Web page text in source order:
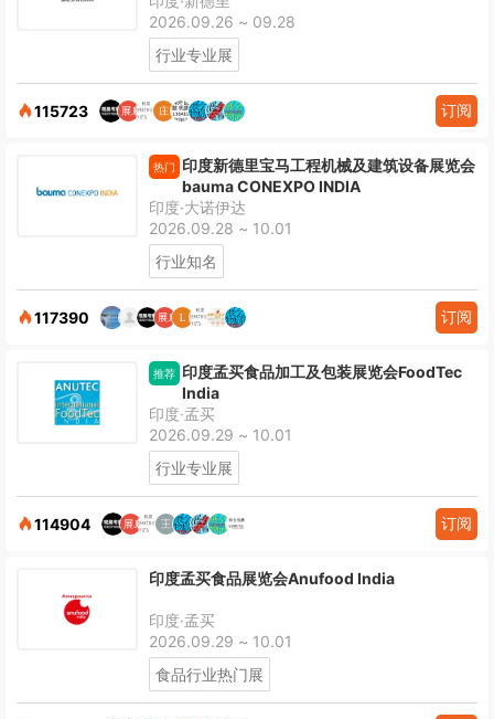
2026.09.26 ~ 09.28
行业专业展
115723 订阅
热门
印度新德里宝马工程机械及建筑设备展览会
bauma CONEXPO INDIA
印度·大诺伊达
2026.09.28 ~ 10.01
行业知名
117390 订阅
推荐 印度孟买食品加工及包装展览会FoodTec
India
印度·孟买
2026.09.29 ~ 10.01
行业专业展
114904 订阅
印度孟买食品展览会Anufood India
印度·孟买
2026.09.29 ~ 10.01
食品行业热门展